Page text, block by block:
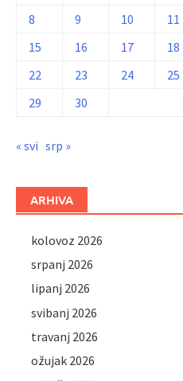
8
9 10 11
15
16 17 18
22
23 24 25
29
30
« svi srp »
ARHIVA
kolovoz 2026
srpanj 2026
lipanj 2026
svibanj 2026
travanj 2026
ožujak 2026